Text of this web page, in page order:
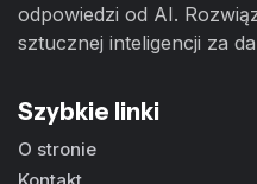
odpowiedzi od AI.
sztucznej inteligencji za
Szybkie linki
O stronie